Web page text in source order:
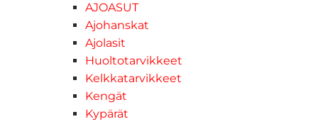
AJOASUT
Ajohanskat
Ajolasit
Huoltotarvikkeet
Kelkkatarvikkeet
Kengät
Kypärät